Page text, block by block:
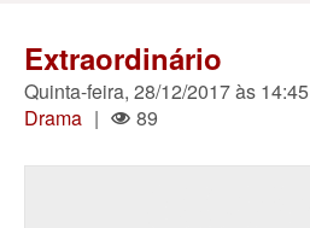
Extraordinário
Quinta-feira, 28/12/2017 às 14:45
Drama | 89